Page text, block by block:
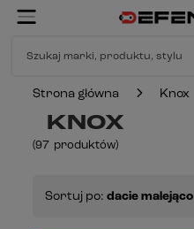
Strona główna Knox
KNOX
(97 produktów)
Sortuj po: dacie malejąco